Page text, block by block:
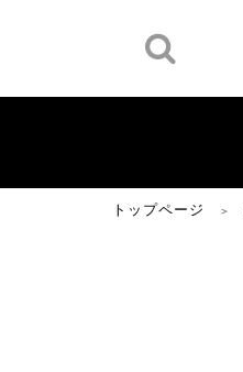
トップページ ＞